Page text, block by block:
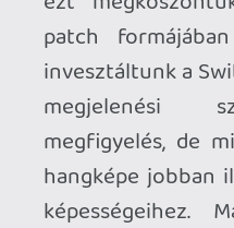
Ahhoz, hogy te is
jelentkezned!